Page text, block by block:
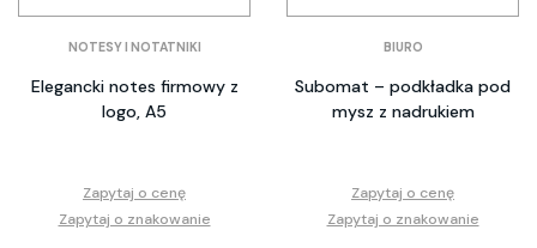
NOTESY I NOTATNIKI
Elegancki notes firmowy z
logo, A5
Zapytaj o cenę
Zapytaj o znakowanie
BIURO
Subomat – podkładka pod
mysz z nadrukiem
Zapytaj o cenę
Zapytaj o znakowanie